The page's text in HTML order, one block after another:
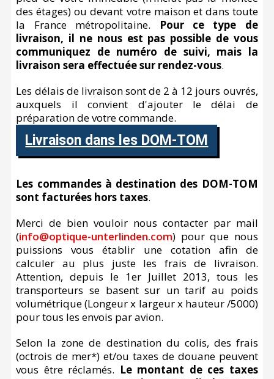
des étages) ou devant votre maison et dans toute
la France métropolitaine. Pour ce type de
livraison, il ne nous est pas possible de vous
communiquez de numéro de suivi, mais la
livraison sera effectuée sur rendez-vous.
Les délais de livraison sont de 2 à 12 jours ouvrés,
auxquels il convient d'ajouter le délai de
préparation de votre commande.
Livraison dans les DOM-TOM
Les commandes à destination des DOM-TOM
sont facturées hors taxes.
Merci de bien vouloir nous contacter par mail
(info@optique-unterlinden.com) pour que nous
puissions vous établir une cotation afin de
calculer au plus juste les frais de livraison.
Attention, depuis le 1er Juillet 2013, tous les
transporteurs se basent sur un tarif au poids
volumétrique (Longeur x largeur x hauteur /5000)
pour tous les envois par avion.
Selon la zone de destination du colis, des frais
(octrois de mer*) et/ou taxes de douane peuvent
vous être réclamés. Le montant de ces taxes